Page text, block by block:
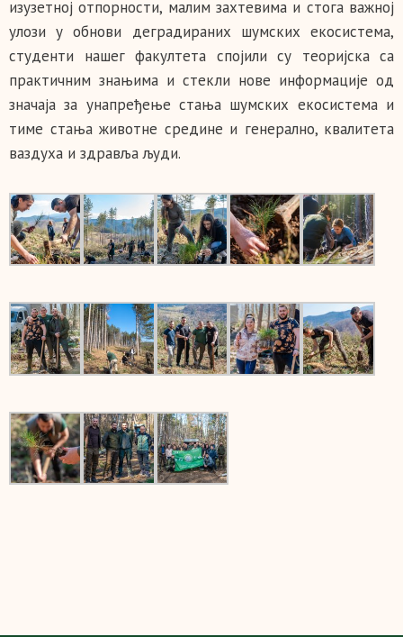
изузетној отпорности, малим захтевима и стога важној
улози у обнови деградираних шумских екосистема,
студенти нашег факултета спојили су теоријска са
практичним знањима и стекли нове информације од
значаја за унапређење стања шумских екосистема и
тиме стања животне средине и генерално, квалитета
ваздуха и здравља људи.